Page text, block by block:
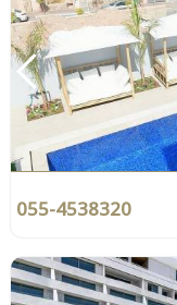
055-4538320